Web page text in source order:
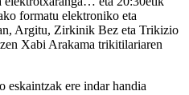
formatu elektroniko eta
Argitu, Zirkinik Bez eta Trikizio
Xabi Arakama trikitilariaren
eskaintzak ere indar handia